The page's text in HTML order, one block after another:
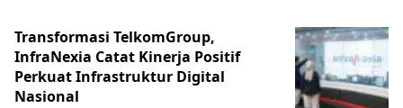
Transformasi TelkomGroup,
InfraNexia Catat Kinerja Positif
Perkuat Infrastruktur Digital
Nasional